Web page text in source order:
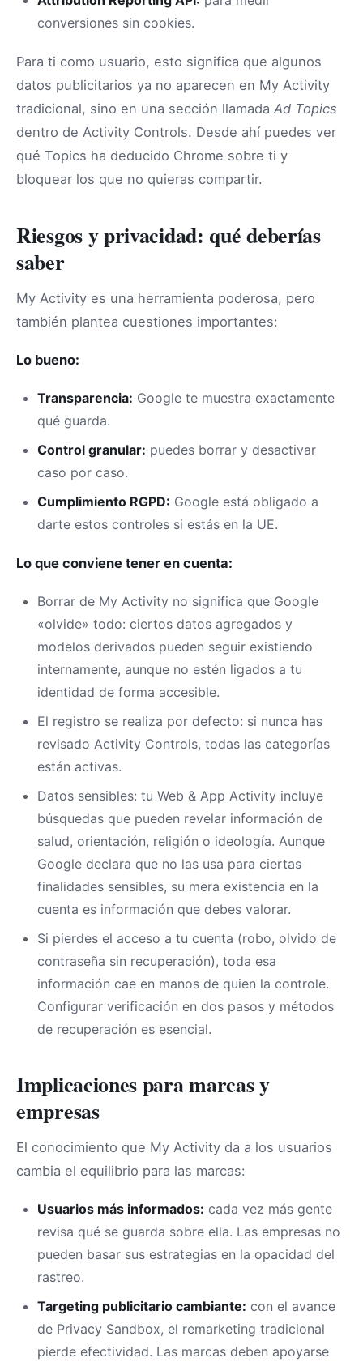
conversiones sin cookies.
Para ti como usuario, esto significa que algunos
datos publicitarios ya no aparecen en My Activity
tradicional, sino en una sección llamada Ad Topics
dentro de Activity Controls. Desde ahí puedes ver
qué Topics ha deducido Chrome sobre ti y
bloquear los que no quieras compartir.
Riesgos y privacidad: qué deberías
saber
My Activity es una herramienta poderosa, pero
también plantea cuestiones importantes:
Lo bueno:
Transparencia: Google te muestra exactamente
qué guarda.
Control granular: puedes borrar y desactivar
caso por caso.
Cumplimiento RGPD: Google está obligado a
darte estos controles si estás en la UE.
Lo que conviene tener en cuenta:
Borrar de My Activity no significa que Google
«olvide» todo: ciertos datos agregados y
modelos derivados pueden seguir existiendo
internamente, aunque no estén ligados a tu
identidad de forma accesible.
El registro se realiza por defecto: si nunca has
revisado Activity Controls, todas las categorías
están activas.
Datos sensibles: tu Web & App Activity incluye
búsquedas que pueden revelar información de
salud, orientación, religión o ideología. Aunque
Google declara que no las usa para ciertas
finalidades sensibles, su mera existencia en la
cuenta es información que debes valorar.
Si pierdes el acceso a tu cuenta (robo, olvido de
contraseña sin recuperación), toda esa
información cae en manos de quien la controle.
Configurar verificación en dos pasos y métodos
de recuperación es esencial.
Implicaciones para marcas y
empresas
El conocimiento que My Activity da a los usuarios
cambia el equilibrio para las marcas:
Usuarios más informados: cada vez más gente
revisa qué se guarda sobre ella. Las empresas no
pueden basar sus estrategias en la opacidad del
rastreo.
Targeting publicitario cambiante: con el avance
de Privacy Sandbox, el remarketing tradicional
pierde efectividad. Las marcas deben apoyarse